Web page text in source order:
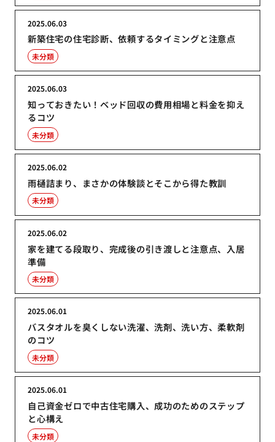
新築住宅の住宅診断、依頼するタイミングと注意点
2025.06.03
未分類
知っておきたい！ベッド回収の費用相場と料金を抑え
るコツ
2025.06.03
未分類
雨樋詰まり、まさかの体験談とそこから得た教訓
2025.06.02
未分類
家を建てる段取り、完成後の引き渡しと注意点、入居
準備
2025.06.02
未分類
バスタオルを臭くしない洗濯、洗剤、洗い方、柔軟剤
のコツ
2025.06.01
未分類
自己資金ゼロで中古住宅購入、成功のためのステップ
と心構え
2025.06.01
未分類